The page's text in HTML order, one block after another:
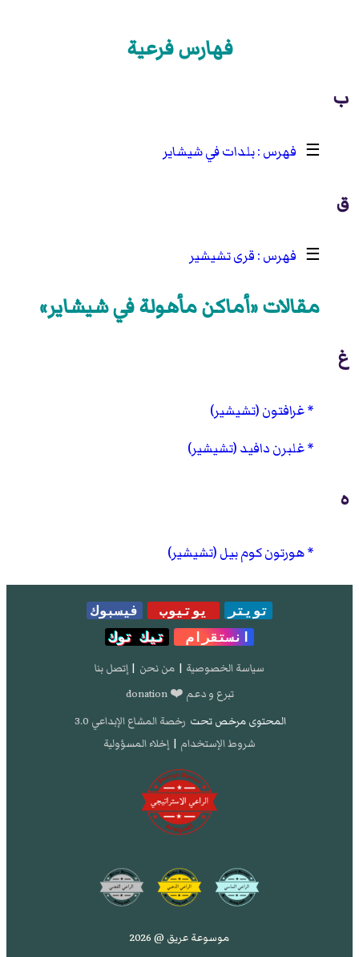
فهارس فرعية
ب
☰ بلدات في شيشاير
ق
☰ قرى تشيشير
مقالات «أماكن مأهولة في شيشاير»
غ
غرافتون (تشيشير)
غلبرن دافيد (تشيشير)
ه
هورتون كوم بيل (تشيشير)
تويتر يوتيوب
فيسبوك
انستقرام
تيك توك
سياسة الخصوصية | من نحن | إتصل بنا
تبرع و دعم ❤️ donation
المحتوى مرخص تحت رخصة المشاع الإبداعي 3.0
شروط الإستخدام | إخلاء المسؤولية
موسوعة عريق @ 2026